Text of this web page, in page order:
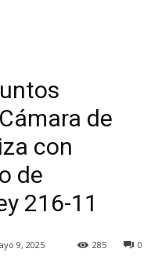
de
con
de
216-11
9, 2025 0
285